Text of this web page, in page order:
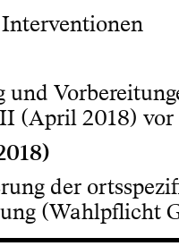
(April 2018)
der
(Wahlpflicht